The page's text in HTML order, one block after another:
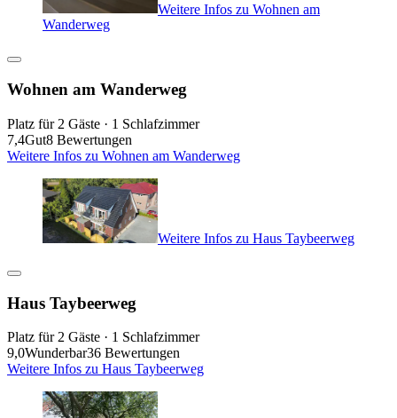
Weitere Infos zu Wohnen am
Wanderweg
Wohnen am Wanderweg
Platz für 2 Gäste · 1 Schlafzimmer
7,4Gut8 Bewertungen
Weitere Infos zu Wohnen am Wanderweg
Weitere Infos zu Haus Taybeerweg
Haus Taybeerweg
Platz für 2 Gäste · 1 Schlafzimmer
9,0Wunderbar36 Bewertungen
Weitere Infos zu Haus Taybeerweg